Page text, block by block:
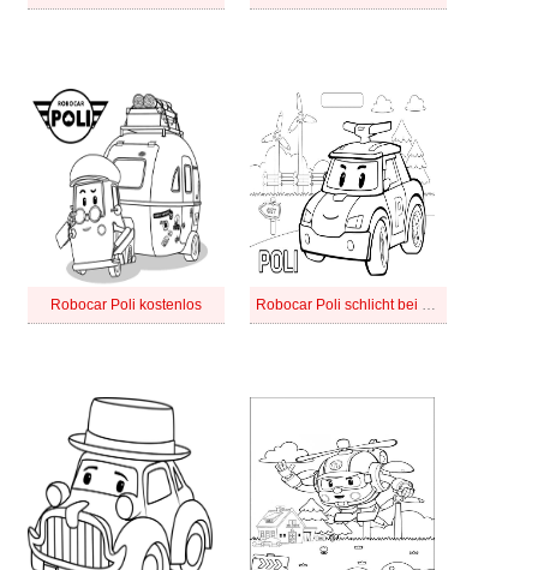
Robocar Poli kostenlos Robocar Poli schlicht bei Kindern